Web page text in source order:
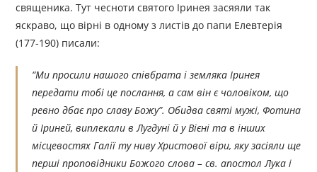
священика. Тут чесноти святого Іринея засяяли так
яскраво, що вірні в одному з листів до папи Елевтерія
(177-190) писали:
“Ми просили нашого співбрата і земляка Іринея
передати тобі це послання, а сам він є чоловіком, що
ревно дбає про славу Божу”. Обидва святі мужі, Фотина
й Іриней, виплекали в Лугдуні й у Вієні та в інших
місцевостях Галії ту ниву Христової віри, яку засіяли ще
перші проповідники Божого слова – св. апостол Лука і